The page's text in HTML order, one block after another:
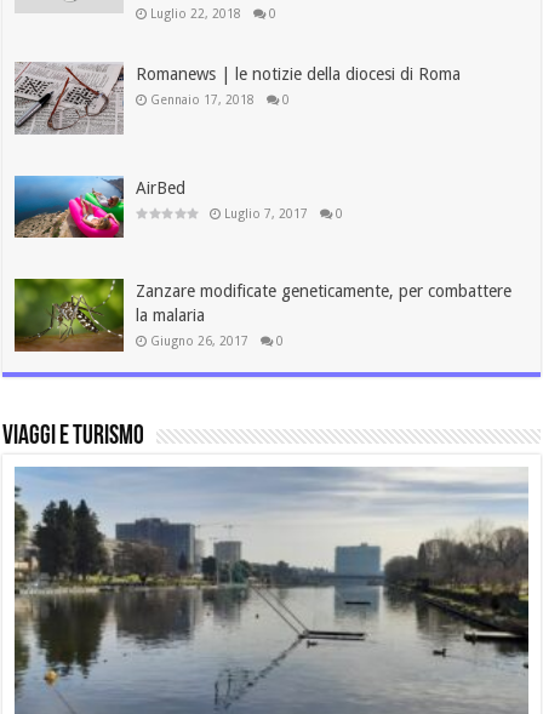
Luglio 22, 2018 0
Romanews | le notizie della diocesi di Roma
Gennaio 17, 2018 0
AirBed
Luglio 7, 2017 0
Zanzare modificate geneticamente, per combattere
la malaria
Giugno 26, 2017 0
Viaggi e Turismo